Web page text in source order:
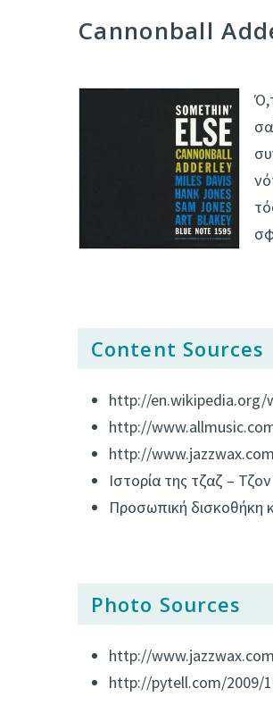
Cannonball
Content Sources
http://en.wikipedia.org/
http://
http://
Ιστορία της τζαζ –
Προσωπική δισκοθήκη
Photo Sources
http://
http://pytell.com/2009/